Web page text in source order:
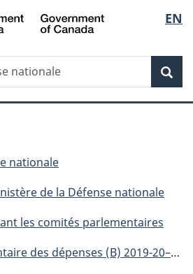
Passer
au
principal
Passer
à
Au
du
Passer
au
de
section
Passer
à
version
simplifiée
de
la
EN
nationale
de la Défense nationale
les comités parlementaires
du ministre de la Défense nationale (MDN) devant le Comité permanent de la défense nationale